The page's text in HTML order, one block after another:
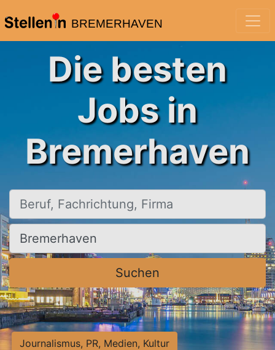
BREMERHAVEN
Die besten
Jobs in
Bremerhaven
Beruf, Fachrichtung, Firma
Ort, Stadt
Suchen
Journalismus, PR, Medien, Kultur